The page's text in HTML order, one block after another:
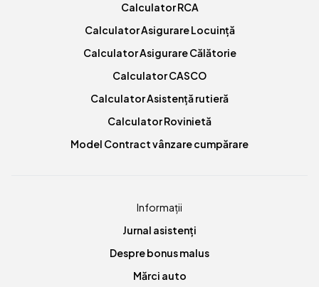
Calculator RCA
Calculator Asigurare Locuință
Calculator Asigurare Călătorie
Calculator CASCO
Calculator Asistență rutieră
Calculator Rovinietă
Model Contract vânzare cumpărare
Informații
Jurnal asistenți
Despre bonus malus
Mărci auto